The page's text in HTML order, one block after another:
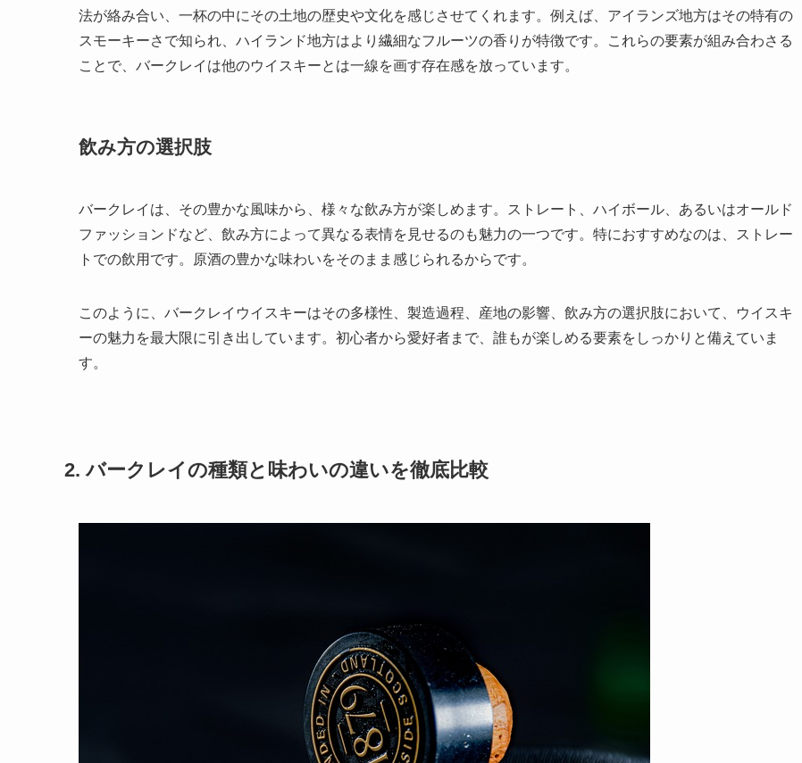
法が絡み合い、一杯の中にその土地の歴史や文化を感じさせてくれます。例えば、アイランズ地方はその特有の
スモーキーさで知られ、ハイランド地方はより繊細なフルーツの香りが特徴です。これらの要素が組み合わさる
ことで、バークレイは他のウイスキーとは一線を画す存在感を放っています。
飲み方の選択肢
バークレイは、その豊かな風味から、様々な飲み方が楽しめます。ストレート、ハイボール、あるいはオールド
ファッションドなど、飲み方によって異なる表情を見せるのも魅力の一つです。特におすすめなのは、ストレー
トでの飲用です。原酒の豊かな味わいをそのまま感じられるからです。
このように、バークレイウイスキーはその多様性、製造過程、産地の影響、飲み方の選択肢において、ウイスキ
ーの魅力を最大限に引き出しています。初心者から愛好者まで、誰もが楽しめる要素をしっかりと備えていま
す。
2. バークレイの種類と味わいの違いを徹底比較